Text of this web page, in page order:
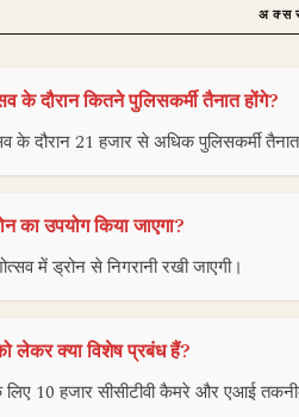
के दौरान कितने पुलिसकर्मी तैनात होंगे?
के दौरान 21 हजार से अधिक पुलिसकर्मी
का उपयोग किया जाएगा?
में ड्रोन से निगरानी रखी जाएगी।
लेकर क्या विशेष प्रबंध हैं?
लिए 10 हजार सीसीटीवी कैमरे और एआई